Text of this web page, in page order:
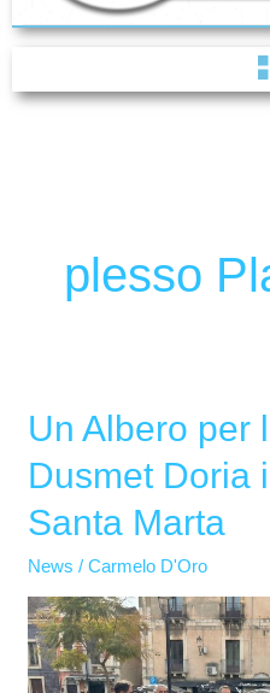
plesso
Un Albero per
Dusmet Doria
Santa Marta
News /Carmelo D'Oro
Un
per
le
Dusmet
Doria
in